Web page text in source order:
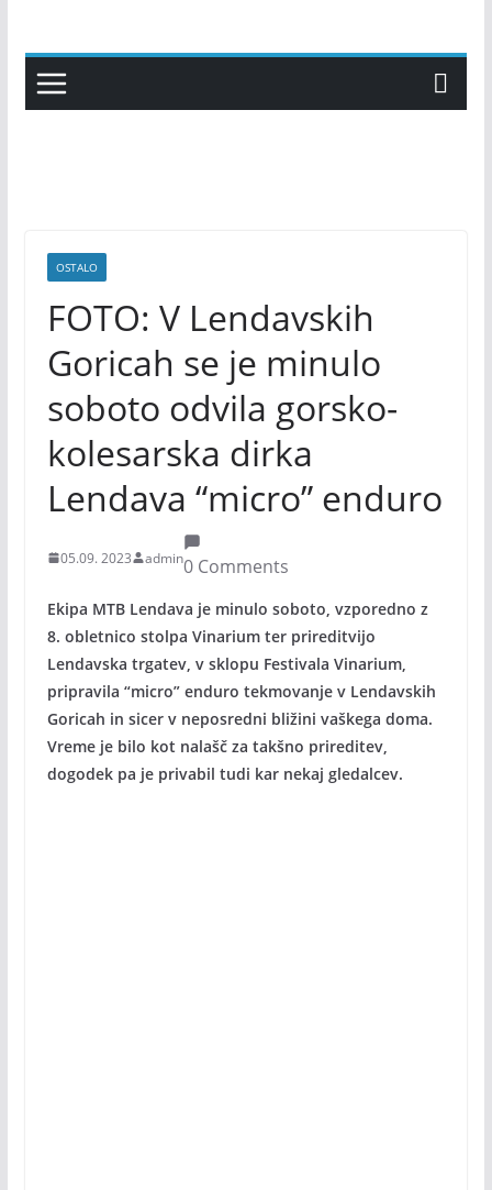
content
OSTALO
FOTO: V Lendavskih
Goricah se je minulo
soboto odvila gorsko-
kolesarska dirka
Lendava “micro” enduro
05.09. 2023 admin0 Comments
Ekipa MTB Lendava je minulo soboto, vzporedno z
8. obletnico stolpa Vinarium ter prireditvijo
Lendavska trgatev, v sklopu Festivala Vinarium,
pripravila “micro” enduro tekmovanje v Lendavskih
Goricah in sicer v neposredni bližini vaškega doma.
Vreme je bilo kot nalašč za takšno prireditev,
dogodek pa je privabil tudi kar nekaj gledalcev.